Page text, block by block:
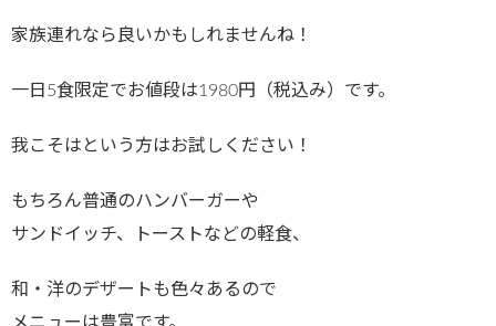
家族連れなら良いかもしれませんね！
一日5食限定でお値段は1980円（税込み）です。
我こそはという方はお試しください！
もちろん普通のハンバーガーや
サンドイッチ、トーストなどの軽食、
和・洋のデザートも色々あるので
メニューは豊富です。